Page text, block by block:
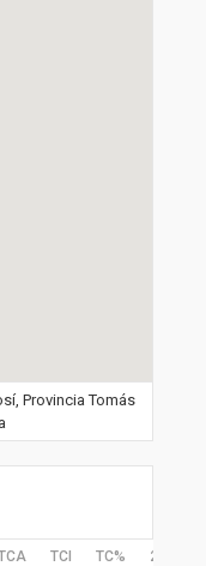
Provincia Tomás
TCI TC% 2PA